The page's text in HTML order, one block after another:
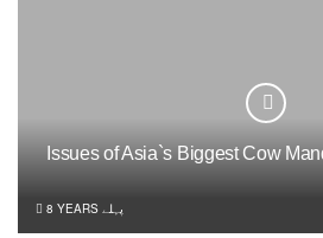
Issues of Asia`s Biggest Cow
8 YEARS پہلے